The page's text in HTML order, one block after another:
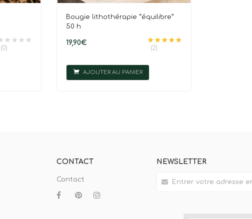
(0)
Bougie lithothérapie “équilibre”
50 h
Note
(2)
19,90€
AJOUTER AU PANIER
CONTACT
Contact
NEWSLETTER